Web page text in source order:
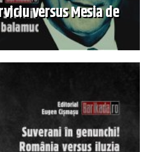
versus Mesia de